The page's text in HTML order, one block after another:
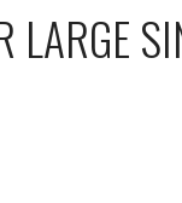
LARGE